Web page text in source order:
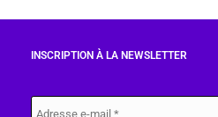
INSCRIPTION À LA NEWSLETTER